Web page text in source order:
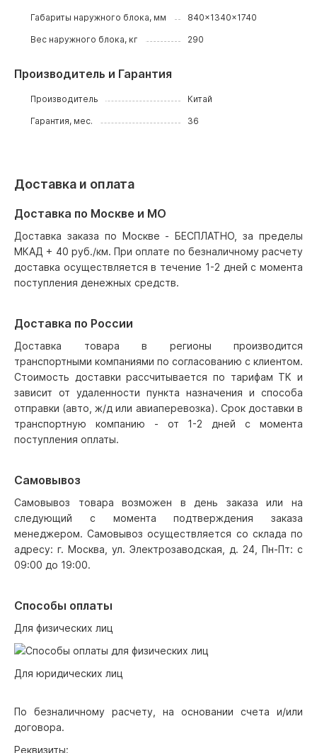
Габариты наружного блока, мм 840x1340x1740
Вес наружного блока, кг 290
Производитель и Гарантия
Производитель Китай
Гарантия, мес. 36
Доставка и оплата
Доставка по Москве и МО
Доставка заказа по Москве - БЕСПЛАТНО, за пределы
МКАД + 40 руб./км. При оплате по безналичному расчету
доставка осуществляется в течение 1-2 дней с момента
поступления денежных средств.
Доставка по России
Доставка товара в регионы производится
транспортными компаниями по согласованию с клиентом.
Стоимость доставки рассчитывается по тарифам ТК и
зависит от удаленности пункта назначения и способа
отправки (авто, ж/д или авиаперевозка). Срок доставки в
транспортную компанию - от 1-2 дней с момента
поступления оплаты.
Самовывоз
Самовывоз товара возможен в день заказа или на
следующий с момента подтверждения заказа
менеджером. Самовывоз осуществляется со склада по
адресу: г. Москва, ул. Электрозаводская, д. 24, Пн-Пт: с
09:00 до 19:00.
Способы оплаты
Для физических лиц
Для юридических лиц
По безналичному расчету, на основании счета и/или
договора.
Реквизиты: